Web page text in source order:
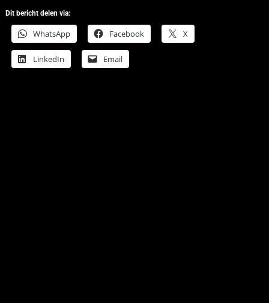
Dit bericht delen via:
WhatsApp Facebook X
LinkedIn Email